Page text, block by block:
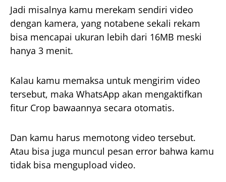
Jadi misalnya kamu merekam sendiri video
dengan kamera, yang notabene sekali rekam
bisa mencapai ukuran lebih dari 16MB meski
hanya 3 menit.
Kalau kamu memaksa untuk mengirim video
tersebut, maka WhatsApp akan mengaktifkan
fitur Crop bawaannya secara otomatis.
Dan kamu harus memotong video tersebut.
Atau bisa juga muncul pesan error bahwa kamu
tidak bisa mengupload video.